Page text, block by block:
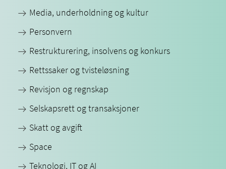
Media, underholdning og kultur
Personvern
Restrukturering, insolvens og konkurs
Rettssaker og tvisteløsning
Revisjon og regnskap
Selskapsrett og transaksjoner
Skatt og avgift
Space
Teknologi, IT og AI